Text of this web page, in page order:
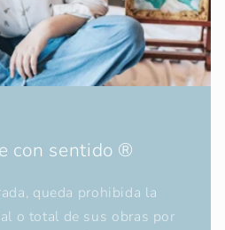
con sentido ®
queda prohibida la
o total de sus obras por